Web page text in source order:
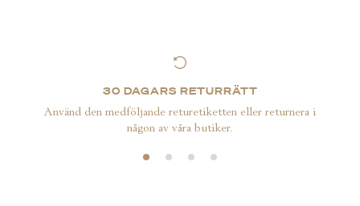
30 DAGARS RETURRÄTT
Använd den medföljande returetiketten eller returnera i
någon av våra butiker.